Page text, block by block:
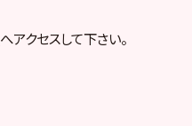
へアクセスして下さい。